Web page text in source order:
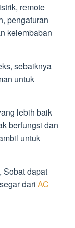
remote
pengaturan
kelembaban
sebaiknya
untuk
lebih baik
berfungsi dan
untuk
Sobat dapat
dari AC